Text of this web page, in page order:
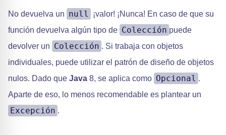
No devuelva un null
¡valor! ¡Nunca! En caso de que su
función devuelva algún tipo de Colección puede
devolver un Colección . Si trabaja con objetos
individuales, puede utilizar el patrón de diseño de objetos
nulos. Dado que Java 8, se aplica como Opcional .
Aparte de eso, lo menos recomendable es plantear un
Excepción .